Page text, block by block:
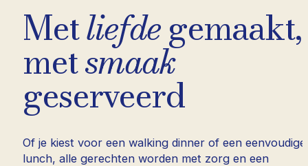
Metliefdegemaakt,
metsmaak
geserveerd
Of je kiest voor een walking dinner of een eenvoudige
lunch, alle gerechten worden met zorg en een